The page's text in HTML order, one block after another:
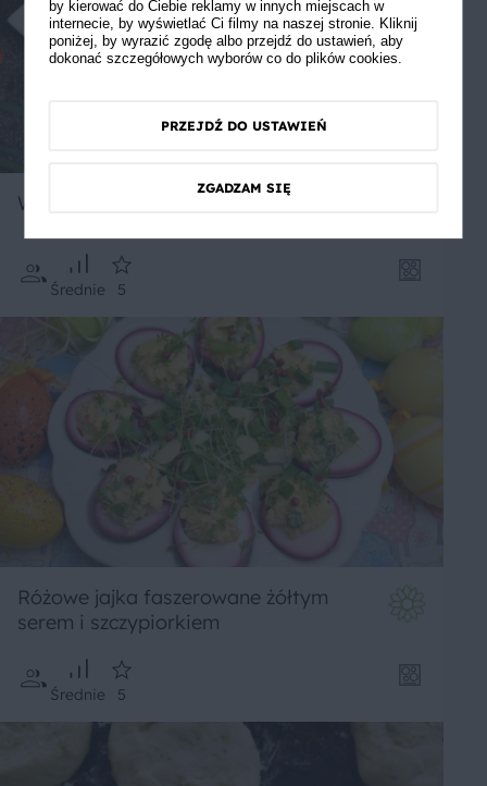
Wiosenny omlet
Średnie 5
Różowe jajka faszerowane żółtym
serem i szczypiorkiem
Średnie 5
by kierować do Ciebie reklamy w innych miejscach w
internecie, by wyświetlać Ci filmy na naszej stronie. Kliknij
poniżej, by wyrazić zgodę albo przejdź do ustawień, aby
dokonać szczegółowych wyborów co do plików cookies.
PRZEJDŹ DO USTAWIEŃ
ZGADZAM SIĘ